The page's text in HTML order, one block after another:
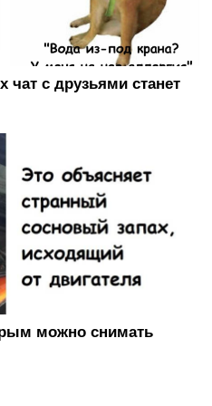
чат с друзьями станет
можно снимать